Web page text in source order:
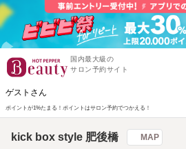
国内最大級の
サロン予約サイト
ゲストさん
ポイントが1%たまる！ ポイントはサロン予約でつかえる！
kick box style 肥後橋 MAP